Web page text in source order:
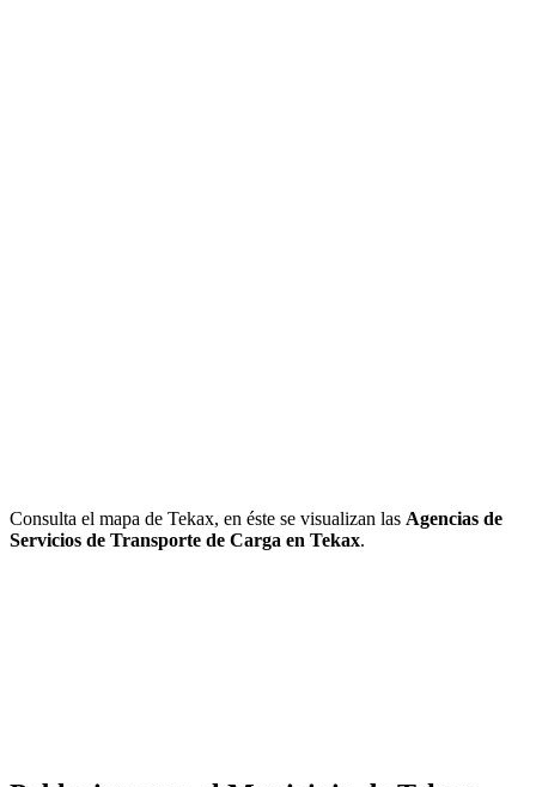
Consulta el mapa de Tekax, en éste se visualizan las Agencias de
Servicios de Transporte de Carga en Tekax.